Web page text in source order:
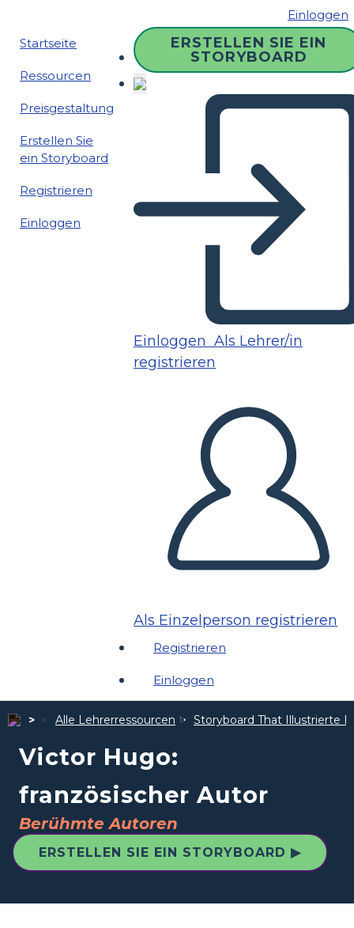
Einloggen
Startseite
Ressourcen
Preisgestaltung
Erstellen Sie
ein Storyboard
Registrieren
Einloggen
ERSTELLEN SIE EIN
STORYBOARD
Einloggen Als Lehrer/in
registrieren
Als Einzelperson registrieren
Registrieren
Einloggen
Alle Lehrerressourcen Storyboard That Illustrierte
Victor Hugo:
französischer Autor
Berühmte Autoren
ERSTELLEN SIE EIN STORYBOARD ▶